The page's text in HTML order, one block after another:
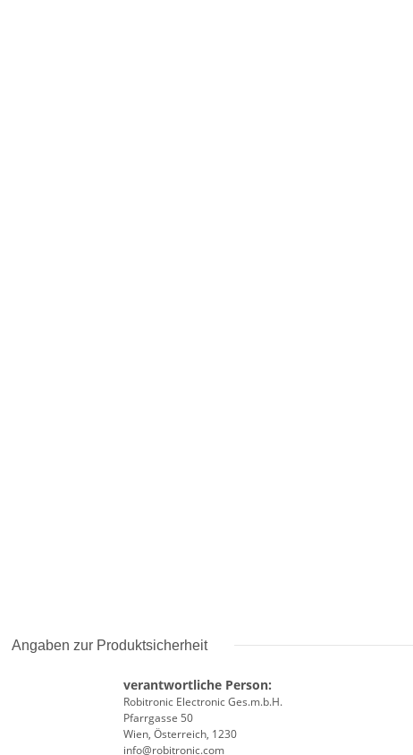
Angaben zur Produktsicherheit
verantwortliche Person:
Robitronic Electronic Ges.m.b.H.
Pfarrgasse 50
Wien, Österreich, 1230
info@robitronic.com